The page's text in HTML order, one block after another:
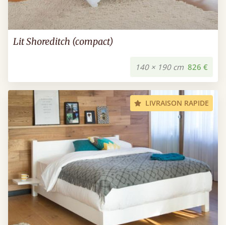
Lit Shoreditch (compact)
140 × 190 cm 826 €
LIVRAISON RAPIDE